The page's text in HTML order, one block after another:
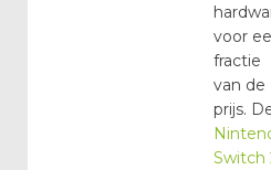
voor
fractie
van de
prijs.
Switch